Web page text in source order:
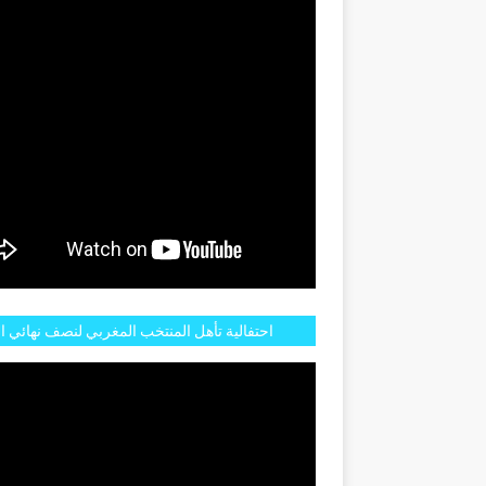
احتفالية تأهل المنتخب المغربي لنصف نهائي